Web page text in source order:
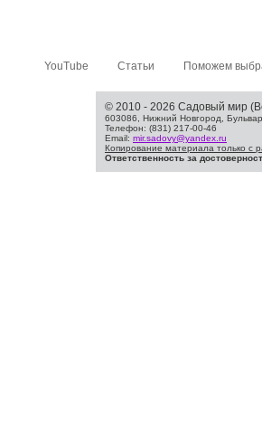
YouTube Статьи Поможем
© 2010 - 2026 Садовый мир
603086, Нижний Новгород,
Телефон: (831) 217-00-46
Email: mir.sadovy@yandex.ru
Копирование материала только с
Ответственность за